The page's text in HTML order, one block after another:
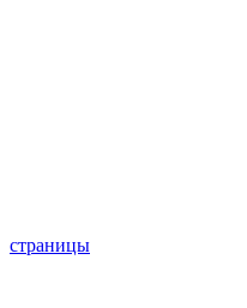
страницы